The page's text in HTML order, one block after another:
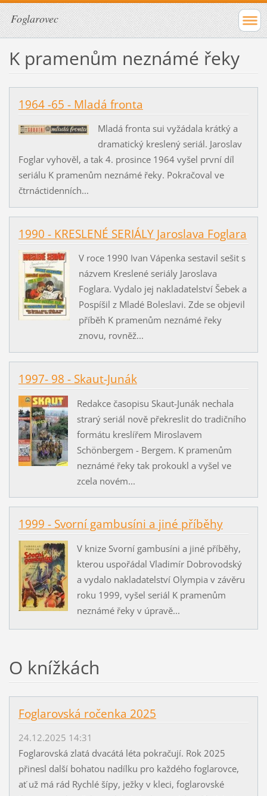
Foglarovec
K pramenům neznámé řeky
1964 -65 - Mladá fronta
Mladá fronta sui vyžádala krátký a
dramatický kreslený seriál. Jaroslav
Foglar vyhověl, a tak 4. prosince 1964 vyšel první díl
seriálu K pramenům neznámé řeky. Pokračoval ve
čtrnáctidenních...
1990 - KRESLENÉ SERIÁLY Jaroslava Foglara
V roce 1990 Ivan Vápenka sestavil sešit s
názvem Kreslené seriály Jaroslava
Foglara. Vydalo jej nakladatelství Šebek a
Pospíšil z Mladé Boleslavi. Zde se objevil
příběh K pramenům neznámé řeky
znovu, rovněž...
1997- 98 - Skaut-Junák
Redakce časopisu Skaut-Junák nechala
strarý seriál nově překreslit do tradičního
formátu kreslířem Miroslavem
Schönbergem - Bergem. K pramenům
neznámé řeky tak prokoukl a vyšel ve
zcela novém...
1999 - Svorní gambusíni a jiné příběhy
V knize Svorní gambusíni a jiné příběhy,
kterou uspořádal Vladimír Dobrovodský
a vydalo nakladatelství Olympia v závěru
roku 1999, vyšel seriál K pramenům
neznámé řeky v úpravě...
O knížkách
Foglarovská ročenka 2025
24.12.2025 14:31
Foglarovská zlatá dvacátá léta pokračují. Rok 2025
přinesl další bohatou nadílku pro každého foglarovce,
ať už má rád Rychlé šípy, ježky v kleci, foglarovské